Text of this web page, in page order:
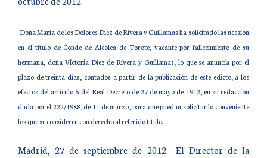
Doña María de los Dolores Díez de Rivera y Guillamas ha solicitado las ucesión
en el título de Conde de Alcolea de Torote, vacante por fallecimiento de su
hermana, doña Victoria Díez de Rivera y Guillamas, lo que se anuncia por el
plazo de treinta días, contados a partir de la publicación de este edicto, a los
efectos del artículo 6 del Real Decreto de 27 de mayo de 1912, en su redacción
dada por el 222/1988, de 11 de marzo, para que puedan solicitar lo conveniente
los que se consideren con derecho al referido título.
Madrid, 27 de septiembre de 2012.- El Director de la